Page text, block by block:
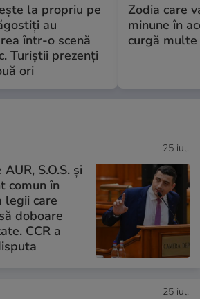
la propriu pe
au
într-o scenă
Turiștii prezenți
ori
Zodia care
minune în
curgă
25 iul.
S.O.S. și
comun în
legii care
doboare
CCR a
25 iul.